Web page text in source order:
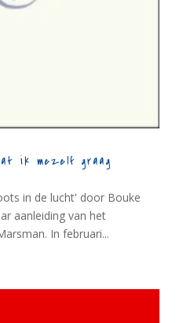
ik mezelf graag
in de lucht' door Bouke
aanleiding van het
In februari...